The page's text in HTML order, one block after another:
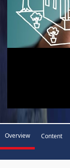
Overview Content